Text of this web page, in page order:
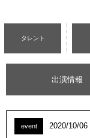
タレント
出演情報
event
2020/10/06